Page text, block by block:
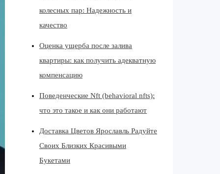
колесных пар: Надежность и
качество
Оценка ущерба после залива
квартиры: как получить адекватную
компенсацию
Поведенческие Nft (behavioral nfts):
что это такое и как они работают
Доставка Цветов Ярославль Радуйте
Своих Близких Красивыми
Букетами